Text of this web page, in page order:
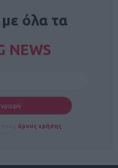
με όλα τα
NEWS
όρους χρήσης